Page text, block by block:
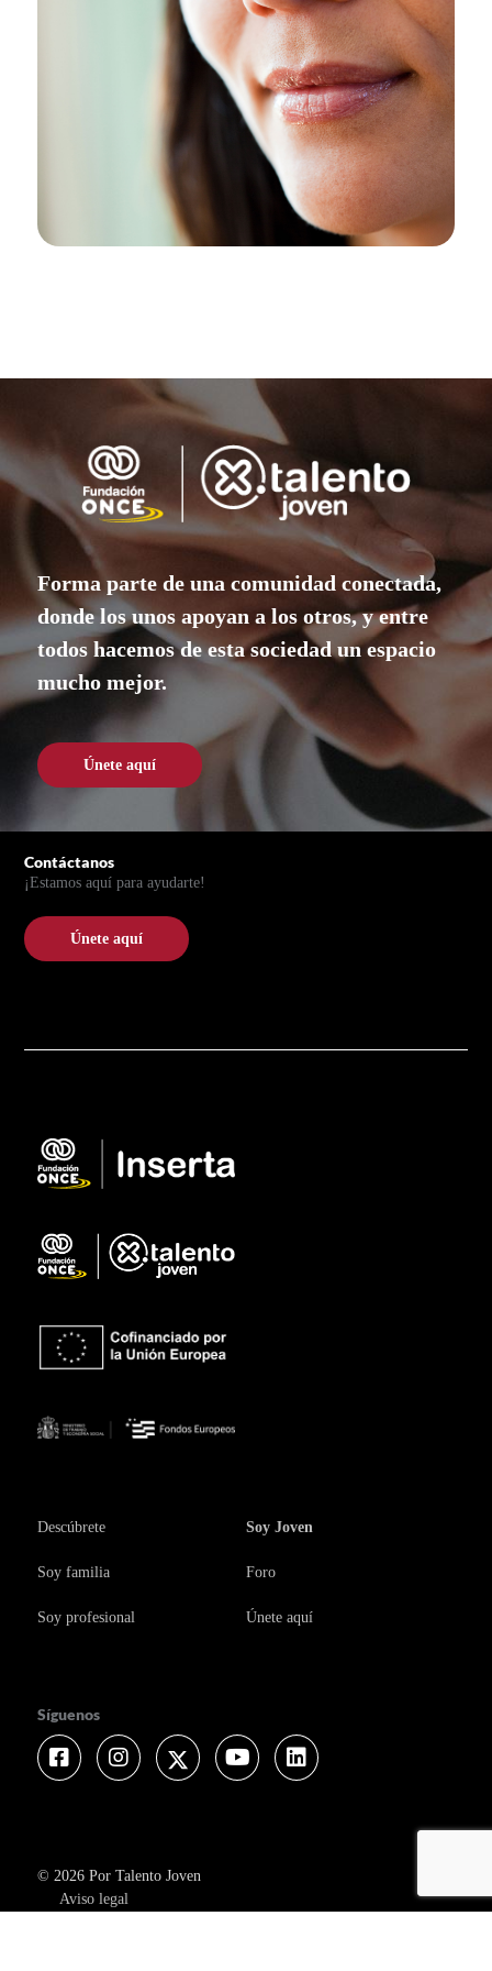
Únete aquí
Forma parte de una comunidad conectada,
donde los unos apoyan a los otros, y entre
todos hacemos de esta sociedad un espacio
mucho mejor.
Únete aquí
Descúbrete Soy Joven
Soy familia Foro
Soy profesional Únete aquí
Síguenos
Facebook Instagram Twitter Youtube
© 2026 Por Talento Joven
Aviso legal
Contáctanos
¡Estamos aquí para ayudarte!
Únete aquí